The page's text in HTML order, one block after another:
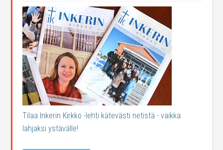
Tilaa Inkerin Kirkko -lehti kätevästi netistä - vaikka
lahjaksi ystävälle!